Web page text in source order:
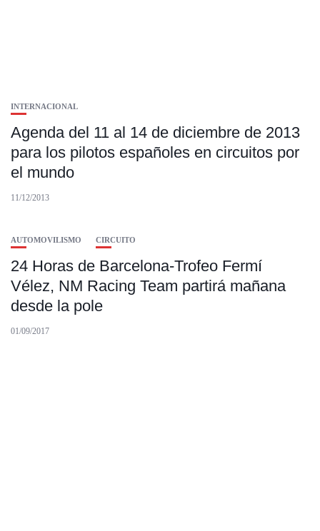
INTERNACIONAL
Agenda del 11 al 14 de diciembre de 2013
para los pilotos españoles en circuitos por
el mundo
11/12/2013
AUTOMOVILISMO CIRCUITO
24 Horas de Barcelona-Trofeo Fermí
Vélez, NM Racing Team partirá mañana
desde la pole
01/09/2017